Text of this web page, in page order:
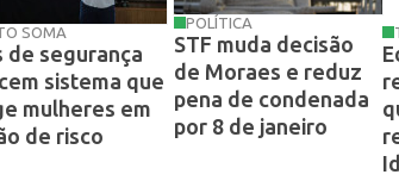
SOMA
de segurança
sistema que
mulheres em
de risco
POLÍTICA
STF muda decisão
de Moraes e reduz
pena de condenada
por 8 de janeiro